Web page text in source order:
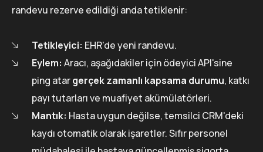
randevu rezerve edildiği anda tetiklenir:
Tetikleyici: EHR'de yeni randevu.
Eylem: Aracı, aşağıdakiler için ödeyici API'sine
ping atargerçek zamanlı kapsama durumu, katkı
payı tutarları ve muafiyet akümülatörleri.
Mantık: Hasta uygun değilse, temsilci CRM'deki
kaydı otomatik olarak işaretler. Sıfır personel